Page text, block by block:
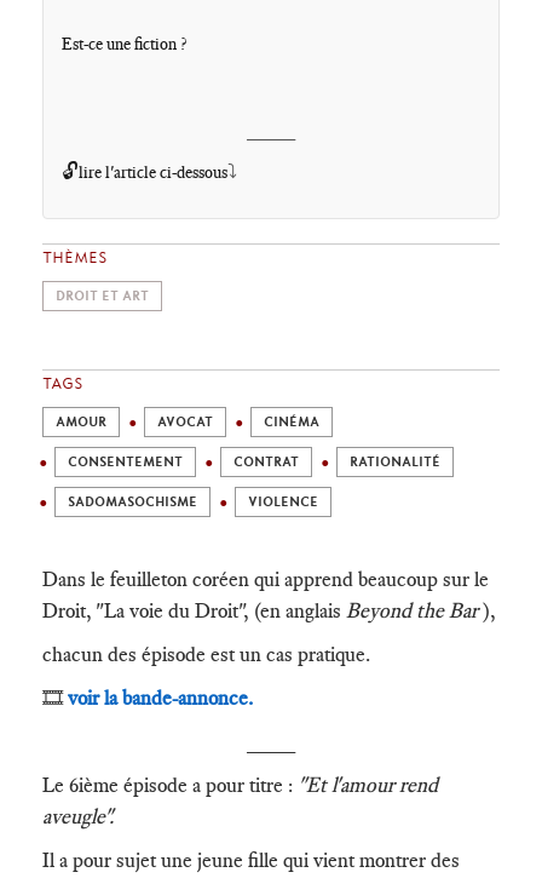
Est-ce une fiction ?
🔓lire l'article ci-dessous⤵️
THÈMES
DROIT ET ART
TAGS
AMOUR AVOCAT CINÉMA
CONSENTEMENT CONTRAT RATIONALITÉ
SADOMASOCHISME VIOLENCE
Dans le feuilleton coréen qui apprend beaucoup sur le
Droit, "La voie du Droit", (en anglais Beyond the Bar),
chacun des épisode est un cas pratique.
🎞️voir la bande-annonce.
Le 6ième épisode a pour titre : "Et l'amour rend
aveugle".
Il a pour sujet une jeune fille qui vient montrer des